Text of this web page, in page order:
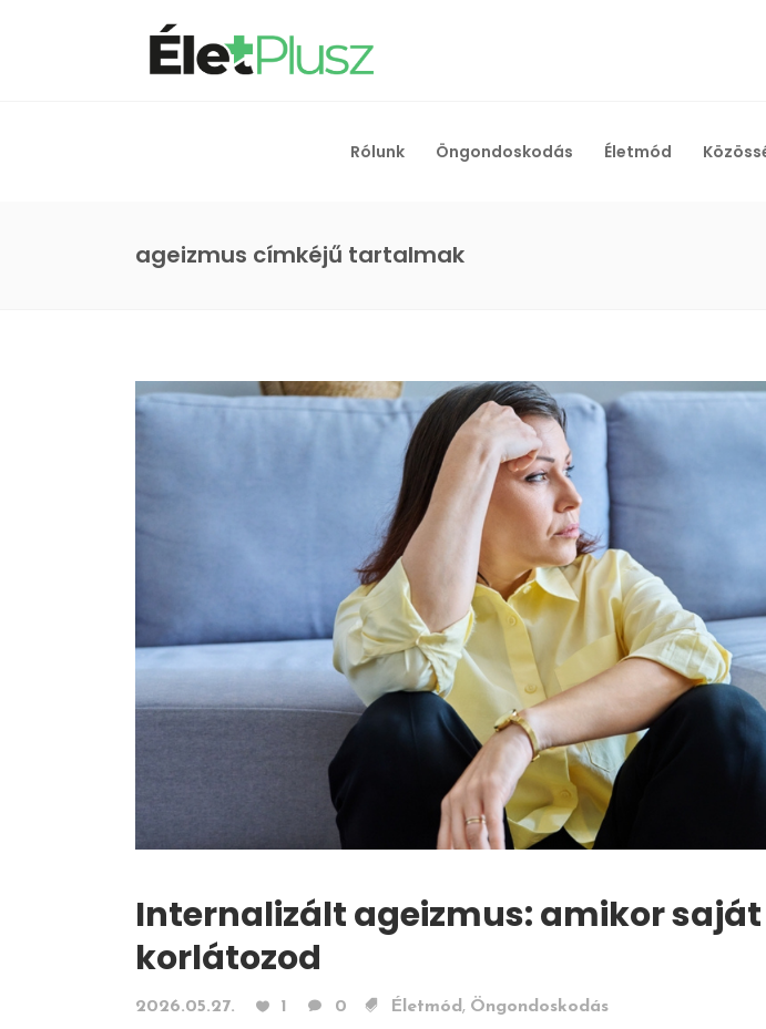
Rólunk Öngondoskodás Életmód
ageizmus címkéjű tartalmak
Internalizált ageizmus: amikor
korlátozod
2026.05.27. 1 0 Életmód, Öngondoskodás